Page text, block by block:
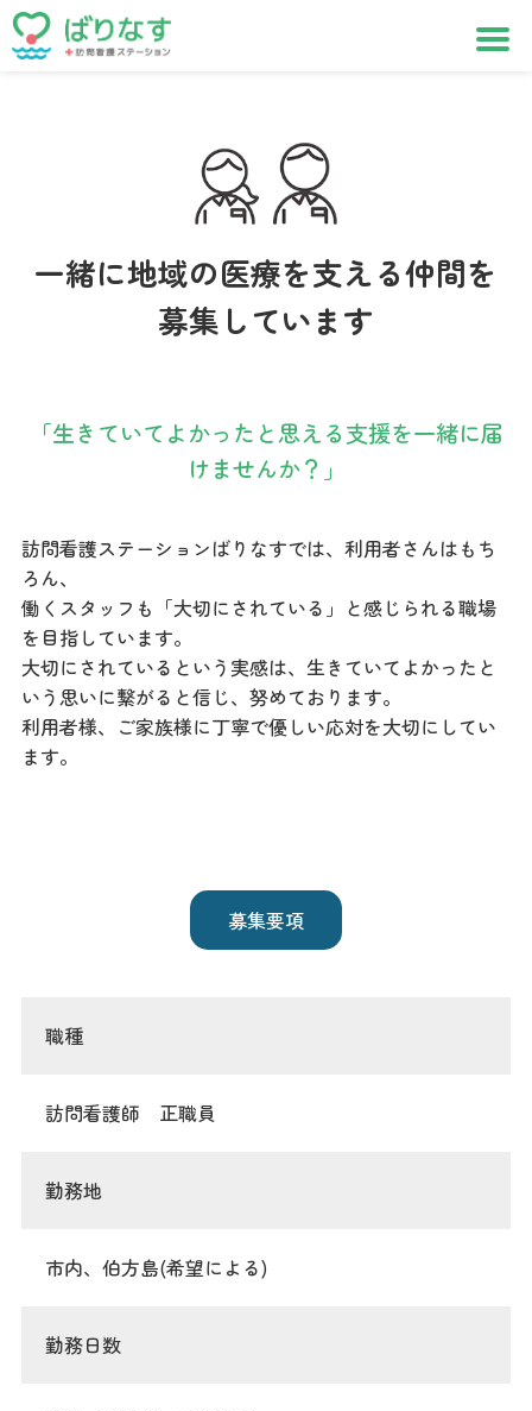
一緒に地域の医療を支える仲間を
募集しています
「生きていてよかったと思える支援を一緒に届
けませんか？」
訪問看護ステーションばりなすでは、利用者さんはもち
ろん、
働くスタッフも「大切にされている」と感じられる職場
を目指しています。
大切にされているという実感は、生きていてよかったと
いう思いに繋がると信じ、努めております。
利用者様、ご家族様に丁寧で優しい応対を大切にしてい
ます。
募集要項
職種
訪問看護師 正職員
勤務地
市内、伯方島(希望による)
勤務日数